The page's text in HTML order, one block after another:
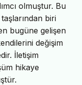
olmuştur. Bu
biri
bugüne gelişen
değişim
İletişim
hikaye